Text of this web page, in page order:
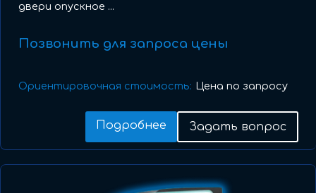
двери опускное ...
Позвонить для запроса цены
Ориентировочная стоимость: Цена по запросу
Подробнее Задать вопрос